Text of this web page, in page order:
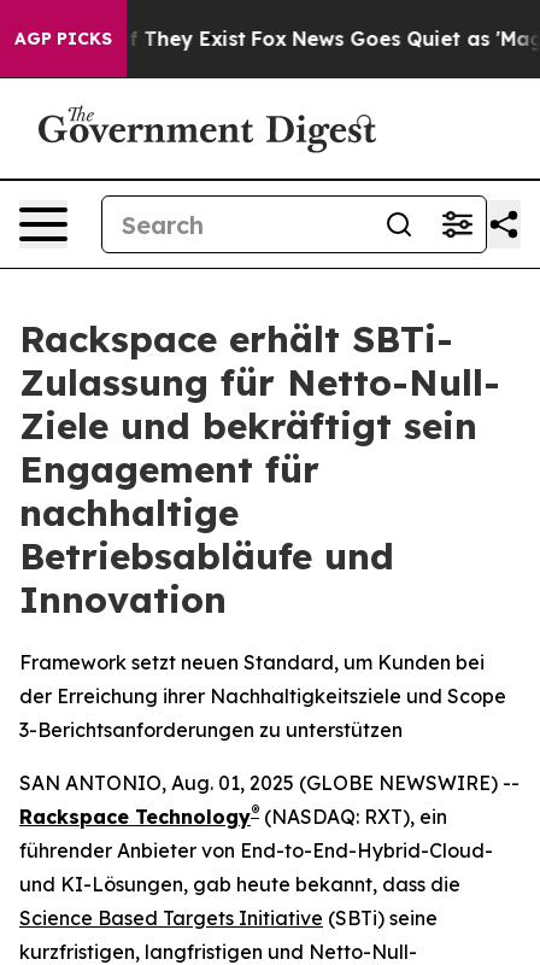
AGP PICKS
Proof They Exist Fox News Goes Quiet as 'Maga
Rackspace erhält SBTi-
Zulassung für Netto-Null-
Ziele und bekräftigt sein
Engagement für
nachhaltige
Betriebsabläufe und
Innovation
Framework setzt neuen Standard, um Kunden bei
der Erreichung ihrer Nachhaltigkeitsziele und Scope
3-Berichtsanforderungen zu unterstützen
SAN ANTONIO, Aug. 01, 2025 (GLOBE NEWSWIRE) --
Rackspace Technology® (NASDAQ: RXT), ein
führender Anbieter von End-to-End-Hybrid-Cloud-
und KI-Lösungen, gab heute bekannt, dass die
Science Based Targets Initiative (SBTi) seine
kurzfristigen, langfristigen und Netto-Null-